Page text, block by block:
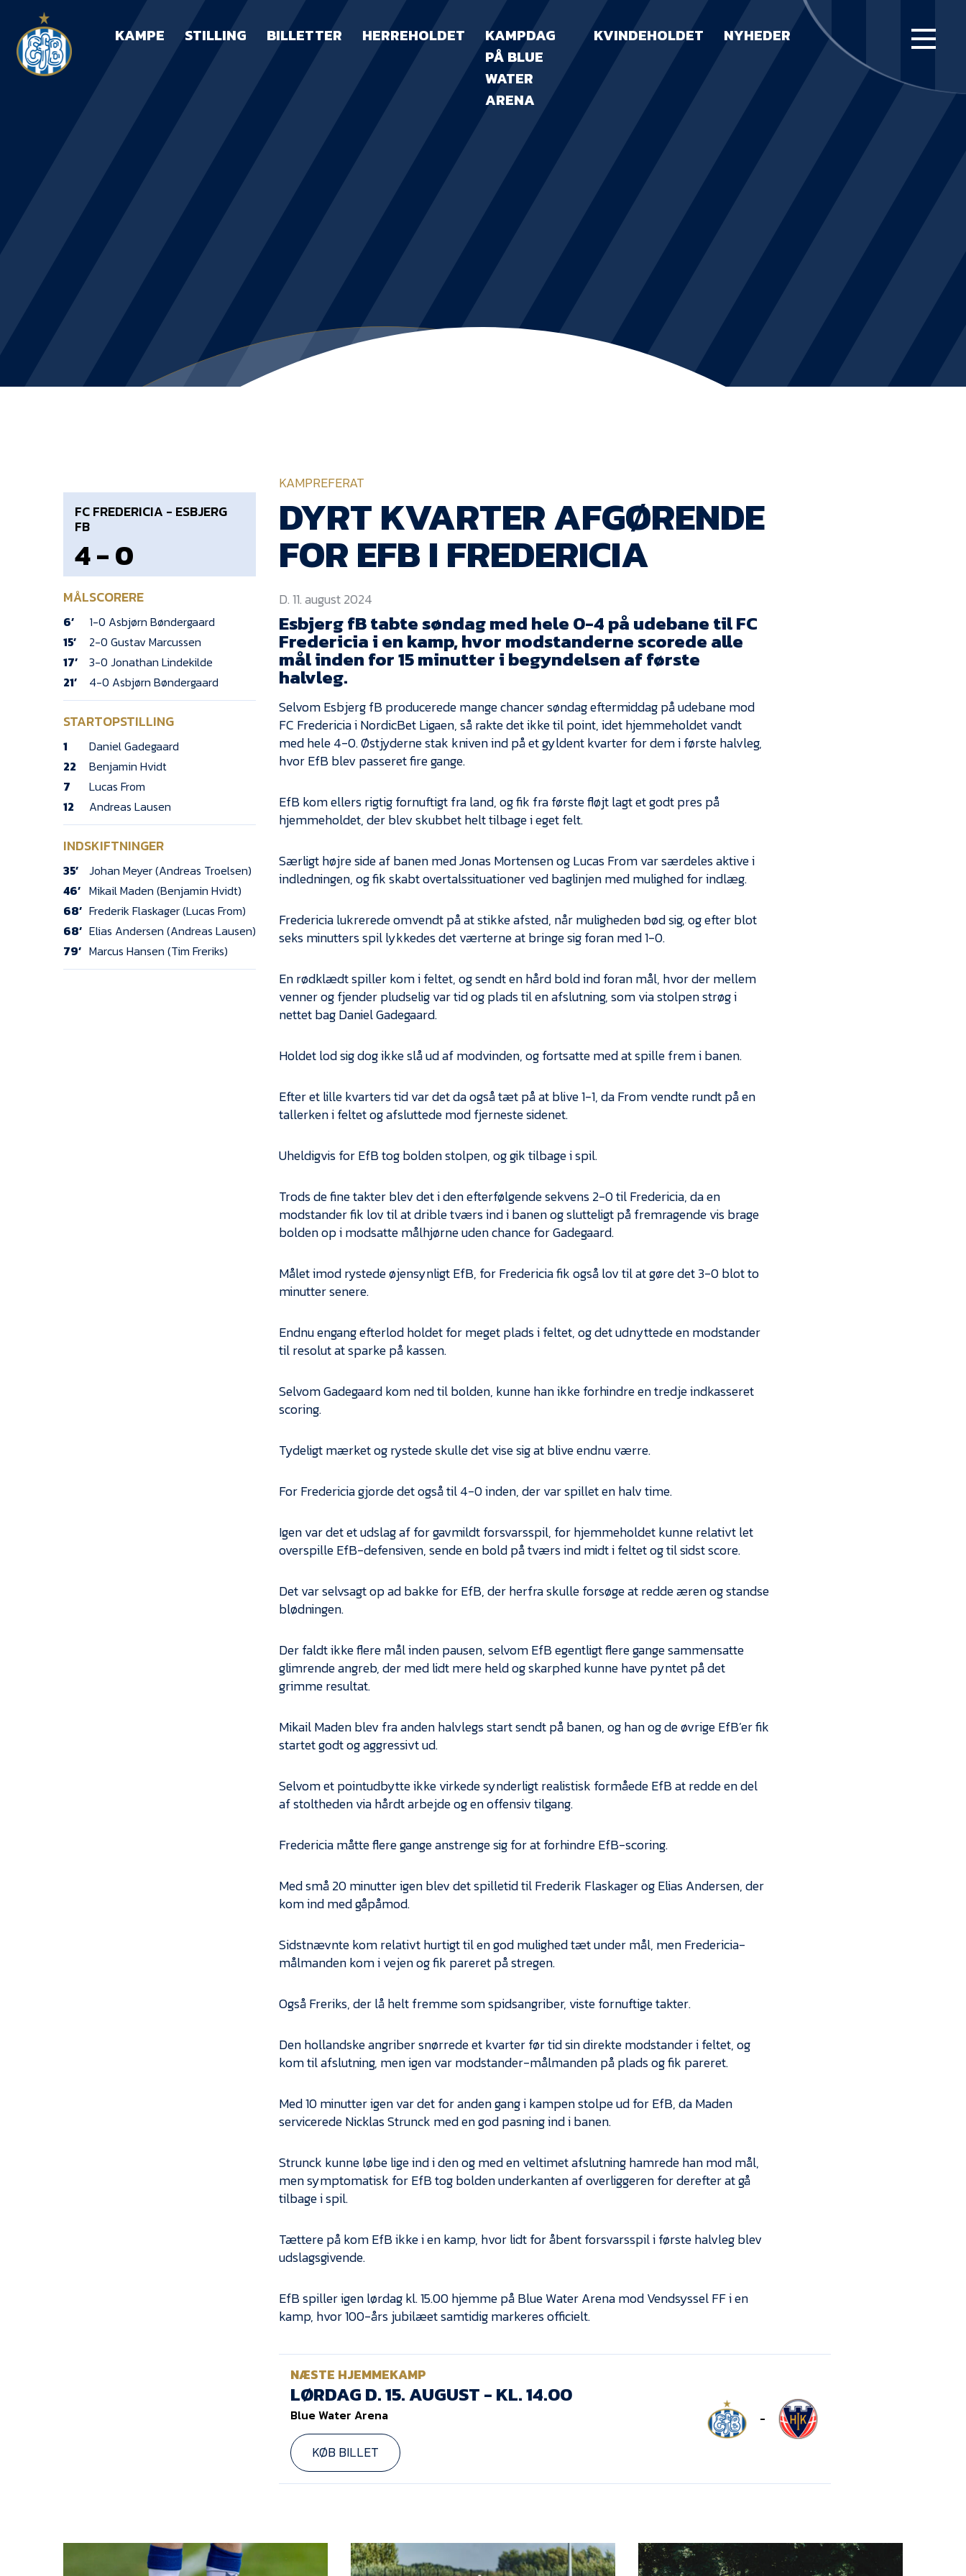
KAMPE STILLING BILLETTER HERREHOLDET
KAMPDAG
PÅ BLUE
WATER
ARENA
KVINDEHOLDET NYHEDER FORSIDE
KVINDEHOLDET
Sydvestjysk Fodbold Samarbejde
Aktionærinformation
KAMPREFERAT
FC FREDERICIA - ESBJERG
FB
4 - 0
MÅLSCORERE
6’
1-0 Asbjørn Bøndergaard
15’
2-0 Gustav Marcussen
17’
3-0 Jonathan Lindekilde
21’
4-0 Asbjørn Bøndergaard
STARTOPSTILLING
1
Daniel Gadegaard
22
Benjamin Hvidt
7
Lucas From
12
Andreas Lausen
INDSKIFTNINGER
35’
Johan Meyer (Andreas Troelsen)
46’ Mikail Maden (Benjamin Hvidt)
68’ Frederik Flaskager (Lucas From)
68’ Elias Andersen (Andreas Lausen)
79’ Marcus Hansen (Tim Freriks)
DYRT KVARTER AFGØRENDE
FOR EFB I FREDERICIA
D. 11. august 2024
Esbjerg fB tabte søndag med hele 0-4 på udebane til FC
Fredericia i en kamp, hvor modstanderne scorede alle
mål inden for 15 minutter i begyndelsen af første
halvleg.
Selvom Esbjerg fB producerede mange chancer søndag eftermiddag på udebane mod
FC Fredericia i NordicBet Ligaen, så rakte det ikke til point, idet hjemmeholdet vandt
med hele 4-0. Østjyderne stak kniven ind på et gyldent kvarter for dem i første halvleg,
hvor EfB blev passeret fire gange.
EfB kom ellers rigtig fornuftigt fra land, og fik fra første fløjt lagt et godt pres på
hjemmeholdet, der blev skubbet helt tilbage i eget felt.
Særligt højre side af banen med Jonas Mortensen og Lucas From var særdeles aktive i
indledningen, og fik skabt overtalssituationer ved baglinjen med mulighed for indlæg.
Fredericia lukrerede omvendt på at stikke afsted, når muligheden bød sig, og efter blot
seks minutters spil lykkedes det værterne at bringe sig foran med 1-0.
En rødklædt spiller kom i feltet, og sendt en hård bold ind foran mål, hvor der mellem
venner og fjender pludselig var tid og plads til en afslutning, som via stolpen strøg i
nettet bag Daniel Gadegaard.
Holdet lod sig dog ikke slå ud af modvinden, og fortsatte med at spille frem i banen.
Efter et lille kvarters tid var det da også tæt på at blive 1-1, da From vendte rundt på en
tallerken i feltet og afsluttede mod fjerneste sidenet.
Uheldigvis for EfB tog bolden stolpen, og gik tilbage i spil.
Trods de fine takter blev det i den efterfølgende sekvens 2-0 til Fredericia, da en
modstander fik lov til at drible tværs ind i banen og slutteligt på fremragende vis brage
bolden op i modsatte målhjørne uden chance for Gadegaard.
Målet imod rystede øjensynligt EfB, for Fredericia fik også lov til at gøre det 3-0 blot to
minutter senere.
Endnu engang efterlod holdet for meget plads i feltet, og det udnyttede en modstander
til resolut at sparke på kassen.
Selvom Gadegaard kom ned til bolden, kunne han ikke forhindre en tredje indkasseret
scoring.
Tydeligt mærket og rystede skulle det vise sig at blive endnu værre.
For Fredericia gjorde det også til 4-0 inden, der var spillet en halv time.
Igen var det et udslag af for gavmildt forsvarsspil, for hjemmeholdet kunne relativt let
overspille EfB-defensiven, sende en bold på tværs ind midt i feltet og til sidst score.
Det var selvsagt op ad bakke for EfB, der herfra skulle forsøge at redde æren og standse
blødningen.
Der faldt ikke flere mål inden pausen, selvom EfB egentligt flere gange sammensatte
glimrende angreb, der med lidt mere held og skarphed kunne have pyntet på det
grimme resultat.
Mikail Maden blev fra anden halvlegs start sendt på banen, og han og de øvrige EfB’er fik
startet godt og aggressivt ud.
Selvom et pointudbytte ikke virkede synderligt realistisk formåede EfB at redde en del
af stoltheden via hårdt arbejde og en offensiv tilgang.
Fredericia måtte flere gange anstrenge sig for at forhindre EfB-scoring.
Med små 20 minutter igen blev det spilletid til Frederik Flaskager og Elias Andersen, der
kom ind med gåpåmod.
Sidstnævnte kom relativt hurtigt til en god mulighed tæt under mål, men Fredericia-
målmanden kom i vejen og fik pareret på stregen.
Også Freriks, der lå helt fremme som spidsangriber, viste fornuftige takter.
Den hollandske angriber snørrede et kvarter før tid sin direkte modstander i feltet, og
kom til afslutning, men igen var modstander-målmanden på plads og fik pareret.
Med 10 minutter igen var det for anden gang i kampen stolpe ud for EfB, da Maden
servicerede Nicklas Strunck med en god pasning ind i banen.
Strunck kunne løbe lige ind i den og med en veltimet afslutning hamrede han mod mål,
men symptomatisk for EfB tog bolden underkanten af overliggeren for derefter at gå
tilbage i spil.
Tættere på kom EfB ikke i en kamp, hvor lidt for åbent forsvarsspil i første halvleg blev
udslagsgivende.
EfB spiller igen lørdag kl. 15.00 hjemme på Blue Water Arena mod Vendsyssel FF i en
kamp, hvor 100-års jubilæet samtidig markeres officielt.
NÆSTE HJEMMEKAMP
LØRDAG D. 15. AUGUST - KL. 14.00
Blue Water Arena
KØB BILLET
-